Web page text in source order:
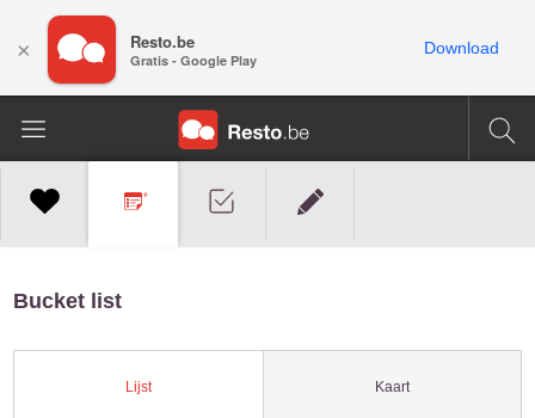
Bucket list
Lijst Kaart
× Resto.be
Gratis - Google Play
Download